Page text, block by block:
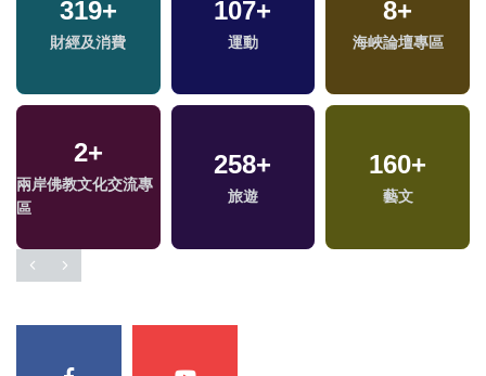
319+
財經及消費
107+
運動
8+
海峽論壇專區
2+
兩岸佛教文化交流專
區
258+
旅遊
160+
藝文